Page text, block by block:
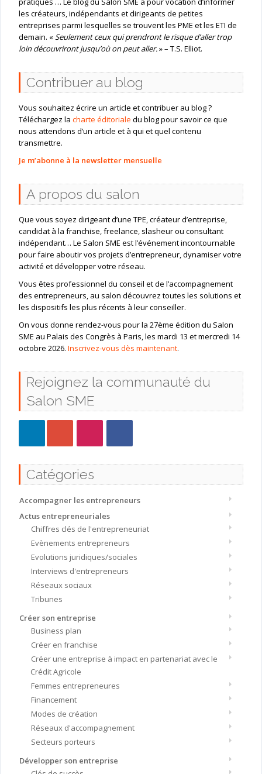
les créateurs, indépendants et dirigeants de petites
entreprises parmi lesquelles se trouvent les PME et les ETI de
demain. «Seulement ceux qui prendront le risque d’aller trop
loin découvriront jusqu’où on peut aller.» – T.S. Elliot.
Contribuer au blog
Vous souhaitez écrire un article et contribuer au blog ?
Téléchargez la charte éditoriale du blog pour savoir ce que
nous attendons d’un article et à qui et quel contenu
transmettre.
Je m’abonne à la newsletter mensuelle
A propos du salon
Que vous soyez dirigeant d’une TPE, créateur d’entreprise,
candidat à la franchise, freelance, slasheur ou consultant
indépendant… Le Salon SME est l’événement incontournable
pour faire aboutir vos projets d’entrepreneur, dynamiser votre
activité et développer votre réseau.
Vous êtes professionnel du conseil et de l’accompagnement
des entrepreneurs, au salon découvrez toutes les solutions et
les dispositifs les plus récents à leur conseiller.
On vous donne rendez-vous pour la 27ème édition du Salon
SME au Palais des Congrès à Paris, les mardi 13 et mercredi 14
octobre 2026. Inscrivez-vous dès maintenant.
Rejoignez la communauté du
Salon SME
Catégories
Accompagner les entrepreneurs
Actus entrepreneuriales
Chiffres clés de l'entrepreneuriat
Evènements entrepreneurs
Evolutions juridiques/sociales
Interviews d'entrepreneurs
Réseaux sociaux
Tribunes
Créer son entreprise
Business plan
Créer en franchise
Créer une entreprise à impact en partenariat avec le
Crédit Agricole
Femmes entrepreneures
Financement
Modes de création
Réseaux d'accompagnement
Secteurs porteurs
Développer son entreprise